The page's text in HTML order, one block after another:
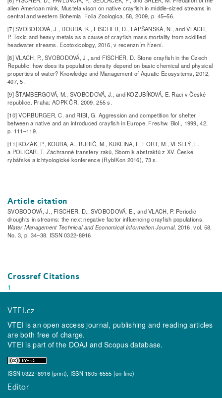
alien American mink, Mustela vison on native crayfish in middle­‑sized streams in
central and western Bohemia. Folia Zoologica, 58, 2009, p. 45–56.
[7] SVOBODOVÁ, J., DOUDA, K., FISCHER, D., LAPŠANSKÁ, N., and VLACH,
P. Toxic and heavy metals as a cause of crayfish mass mortality from acidified
headwater streams. Ecotoxicology, 2016, v recenzním řízení.
[8] VLACH, P., SVOBODOVÁ, J., and FISCHER, D. Stone crayfish in the Czech
Republic: how does its population density depend on basic chemical and physical
properties of water? Knowledge and Management of Aquatic Ecosystems, 2012,
407, 5.
[9] ŠTAMBERGOVÁ, M., SVOBODOVÁ, J., and KOZUBÍKOVÁ, E. Raci v České
republice. Praha: AOPK ČR, 2009, 255 s.
[10] VORBURGER, C. and RIBI, G. Aggression and competition for shelter
between a native and an introduced crayfish in Europe. Freshw. Biol., 1999, 42,
p. 111–119.
[11] KOZÁK, P., KOUBA, A., BUŘIČ, M., KUKLINA, I., FOŘT, M., VESELÝ, L.
a POLICAR, T. Záchranné transfery raků, Sborník abstraktů z XV. České
rybářské a ichtyologické konference (RybIKon 2016), 73 s.
Article citation
SVOBODOVÁ, J., FISCHER, D., SVOBODOVÁ, E., and VLACH, P. Periodic
droughts in streams: the next negative factor influencing crayfish populations.
Water Management Technical and Economical Information Journal, 2016, vol. 58,
No. 3, p. 34–38. ISSN 0322-8916.
Crossref Citations
1
VTEI.cz
VTEI is an open access journal, publishing and reading articles
are both free of charge.
VTEI is part of the DOAJ andScopusdatabase.
ISSN 0322–8916 (print), ISSN 1805-6555 (on-line)
Editor